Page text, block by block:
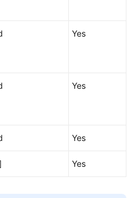
Yes
Yes
Yes
Yes